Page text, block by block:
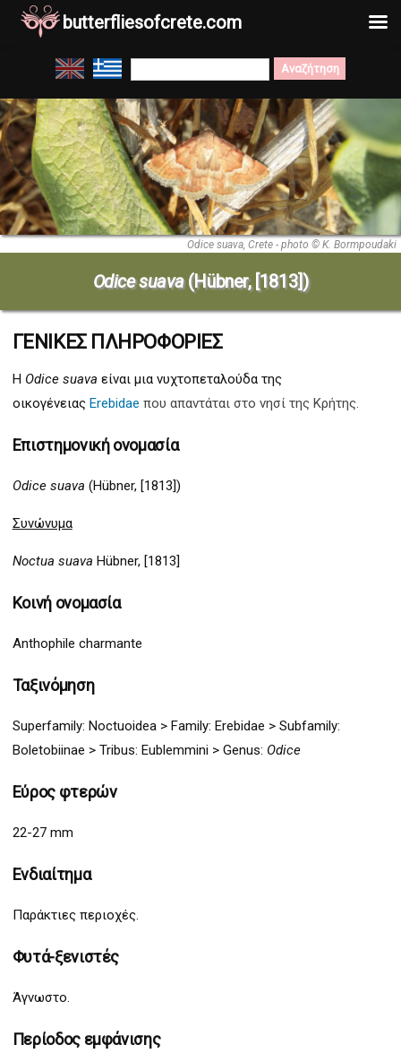
Μετάβαση
στο
περιεχόμενο
Search
for:
Odice suava, Crete - photo © K. Bormpoudaki
Odice suava(Hübner, [1813])
ΓΕΝΙΚΕΣ ΠΛΗΡΟΦΟΡΙΕΣ
Η Odice suava είναι μια νυχτοπεταλούδα της
οικογένειας Erebidae που απαντάται στο νησί της Κρήτης.
Επιστημονική ονομασία
Odice suava (Hübner, [1813])
Συνώνυμα
Noctua suava Hübner, [1813]
Κοινή ονομασία
Anthophile charmante
Ταξινόμηση
Superfamily: Noctuoidea > Family: Erebidae > Subfamily:
Boletobiinae > Tribus: Eublemmini > Genus: Odice
Εύρος φτερών
22-27 mm
Ενδιαίτημα
Παράκτιες περιοχές.
Φυτά-ξενιστές
Άγνωστο.
Περίοδος εμφάνισης
butterfliesofcrete.com